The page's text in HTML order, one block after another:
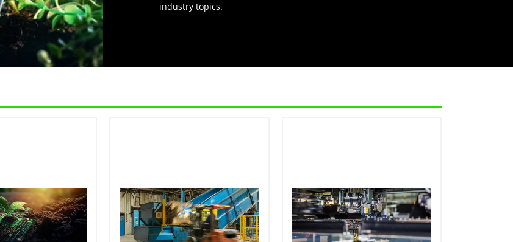
industry topics.